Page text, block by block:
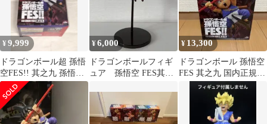
¥9,999
ドラゴンボール超 孫悟
空FES!! 其之九 孫悟空
フィギュア
¥6,000
ドラゴンボールフィギ
ュア 孫悟空 FES其之
¥ 13,300
ドラゴンボール 孫悟空
FES 其之九 国内正規品
新品未開封